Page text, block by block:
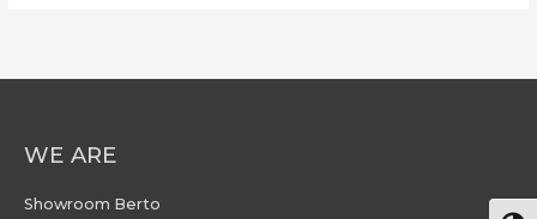
WE ARE
Showroom Berto